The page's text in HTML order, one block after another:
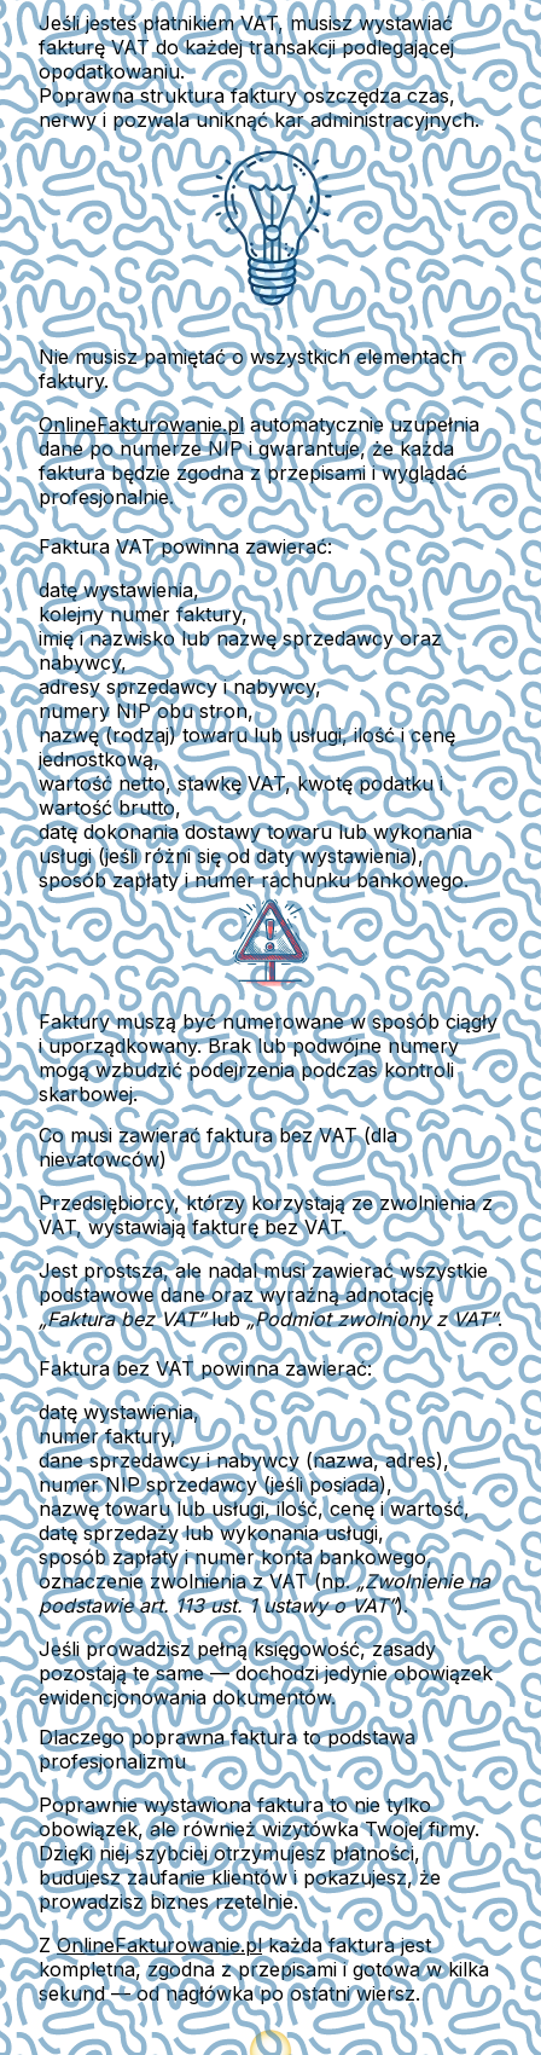
Jeśli jesteś płatnikiem VAT, musisz wystawiać
fakturę VATdo każdej transakcji podlegającej
opodatkowaniu.
Poprawna struktura faktury oszczędza czas,
nerwy i pozwala uniknąć kar administracyjnych.
Nie musisz pamiętać o wszystkich elementach
faktury.
OnlineFakturowanie.plautomatycznie uzupełnia
dane po numerze NIP i gwarantuje, że każda
faktura będzie zgodna z przepisami i wyglądać
profesjonalnie.
Faktura VAT powinna zawierać:
datę wystawienia,
kolejny numer faktury,
imię i nazwisko lub nazwę sprzedawcy oraz
nabywcy,
adresy sprzedawcy i nabywcy,
numery NIP obu stron,
nazwę (rodzaj) towaru lub usługi, ilość i cenę
jednostkową,
wartość netto, stawkę VAT, kwotę podatku i
wartość brutto,
datę dokonania dostawy towaru lub wykonania
usługi (jeśli różni się od daty wystawienia),
sposób zapłaty i numer rachunku bankowego.
Faktury muszą byćnumerowane w sposób ciągły
i uporządkowany. Brak lub podwójne numery
mogą wzbudzić podejrzenia podczas kontroli
skarbowej.
Co musi zawierać faktura bez VAT (dla
nievatowców)
Przedsiębiorcy, którzy korzystają ze zwolnienia z
VAT, wystawiająfakturę bez VAT.
Jest prostsza, ale nadal musi zawierać wszystkie
podstawowe dane oraz wyraźną adnotację
„Faktura bez VAT”lub„Podmiot zwolniony z VAT”.
Faktura bez VAT powinna zawierać:
datę wystawienia,
numer faktury,
dane sprzedawcy i nabywcy (nazwa, adres),
numer NIP sprzedawcy (jeśli posiada),
nazwę towaru lub usługi, ilość, cenę i wartość,
datę sprzedaży lub wykonania usługi,
sposób zapłaty i numer konta bankowego,
oznaczenie zwolnienia z VAT (np.„Zwolnienie na
podstawie art. 113 ust. 1 ustawy o VAT”).
Jeśli prowadzisz pełną księgowość, zasady
pozostają te same — dochodzi jedynie obowiązek
ewidencjonowania dokumentów.
Dlaczego poprawna faktura to podstawa
profesjonalizmu
Poprawnie wystawiona faktura to nie tylko
obowiązek, ale równieżwizytówka Twojej firmy.
Dzięki niej szybciej otrzymujesz płatności,
budujesz zaufanie klientów i pokazujesz, że
prowadzisz biznes rzetelnie.
ZOnlineFakturowanie.plkażda faktura jest
kompletna, zgodna z przepisami i gotowa w kilka
sekund — od nagłówka po ostatni wiersz.